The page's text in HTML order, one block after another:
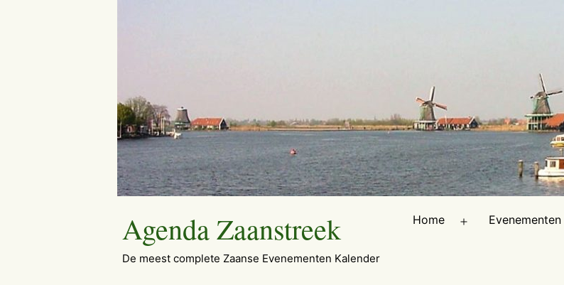
Agenda Zaanstreek
De meest complete Zaanse Evenementen Kalender
Home Evenementen